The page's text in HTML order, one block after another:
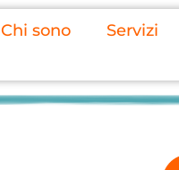
Chi sono Servizi